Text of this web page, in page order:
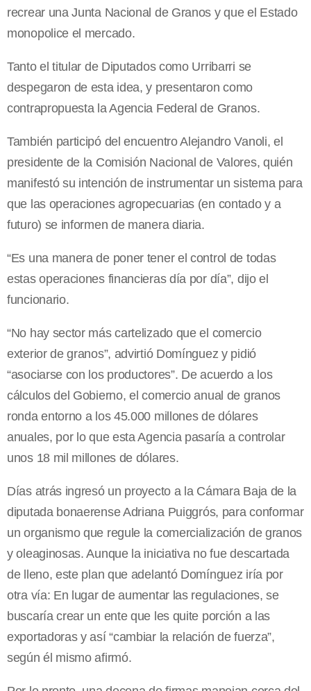
recrear una Junta Nacional de Granos y que el Estado
monopolice el mercado.
Tanto el titular de Diputados como Urribarri se
despegaron de esta idea, y presentaron como
contrapropuesta la Agencia Federal de Granos.
También participó del encuentro Alejandro Vanoli, el
presidente de la Comisión Nacional de Valores, quién
manifestó su intención de instrumentar un sistema para
que las operaciones agropecuarias (en contado y a
futuro) se informen de manera diaria.
“Es una manera de poner tener el control de todas
estas operaciones financieras día por día”, dijo el
funcionario.
“No hay sector más cartelizado que el comercio
exterior de granos”, advirtió Domínguez y pidió
“asociarse con los productores”. De acuerdo a los
cálculos del Gobierno, el comercio anual de granos
ronda entorno a los 45.000 millones de dólares
anuales, por lo que esta Agencia pasaría a controlar
unos 18 mil millones de dólares.
Días atrás ingresó un proyecto a la Cámara Baja de la
diputada bonaerense Adriana Puiggrós, para conformar
un organismo que regule la comercialización de granos
y oleaginosas. Aunque la iniciativa no fue descartada
de lleno, este plan que adelantó Domínguez iría por
otra vía: En lugar de aumentar las regulaciones, se
buscaría crear un ente que les quite porción a las
exportadoras y así “cambiar la relación de fuerza”,
según él mismo afirmó.